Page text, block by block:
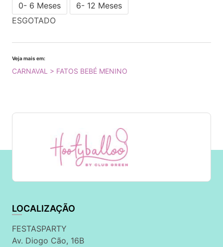
0- 6 Meses
6- 12 Meses
ESGOTADO
Veja mais em:
CARNAVAL > FATOS BEBÉ MENINO
LOCALIZAÇÃO
FESTASPARTY
Av. Diogo Cão, 16B